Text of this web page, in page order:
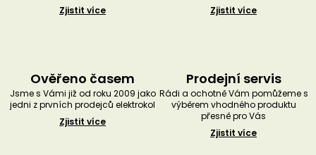
Zjistit více
Zjistit více
Ověřeno časem
Jsme s Vámi již od roku 2009 jako
jedni z prvních prodejců elektrokol
Zjistit více
Prodejní servis
Rádi a ochotně Vám pomůžeme s
výběrem vhodného produktu
přesně pro Vás
Zjistit více